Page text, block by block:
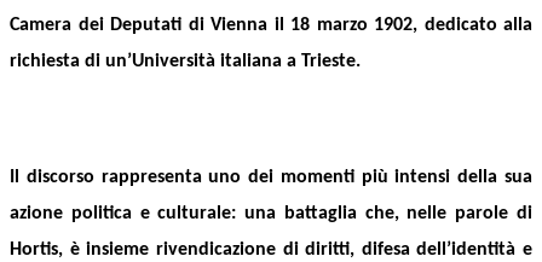
Camera dei Deputati di Vienna il 18 marzo 1902, dedicato alla
richiesta di un’Università italiana a Trieste.
Il discorso rappresenta uno dei momenti più intensi della sua
azione politica e culturale: una battaglia che, nelle parole di
Hortis, è insieme rivendicazione di diritti, difesa dell’identità e